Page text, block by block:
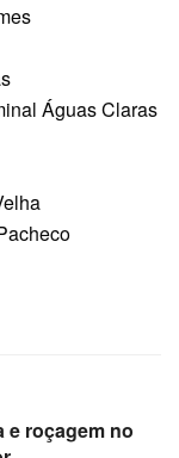
Águas Claras
e roçagem no